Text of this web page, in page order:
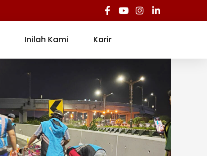
Inilah Kami Karir